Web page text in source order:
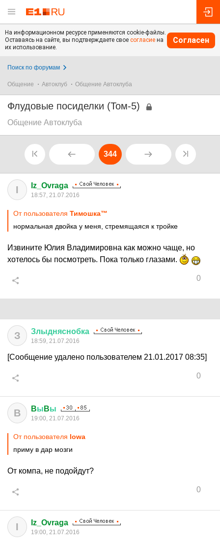
На информационном ресурсе применяются cookie-файлы.
Оставаясь на сайте, вы подтверждаете свое согласие на
их использование.
Согласен
Поиск по форумам
Общение Автоклуб Общение Автоклуба
Флудовые посиделки (Том-5)
Общение Автоклуба
344
I Iz_Ovraga
18:57, 21.07.2016
От пользователя Тимошка™
нормальная двойка у меня, стремящаяся к тройке
Извините Юлия Владимировна как можно чаще, но
хотелось бы посмотреть. Пока только глазами.
0
З Злыдняснобка
18:59, 21.07.2016
[Сообщение удалено пользователем 21.01.2017 08:35]
0
B Bы Bы
19:00, 21.07.2016
От пользователя lowa
приму в дар мозги
От компа, не подойдут?
0
I Iz_Ovraga
19:00, 21.07.2016